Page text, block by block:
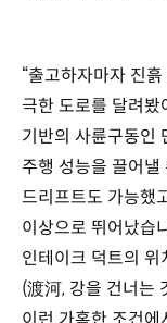
“출고하자마자 진
극한 도로를 달려봤
기반의 사륜구동인
주행 성능을 끌어낼
드리프트도 가능했
이상으로 뛰어났습
인테이크 덕트의
(渡河, 강을 건너는